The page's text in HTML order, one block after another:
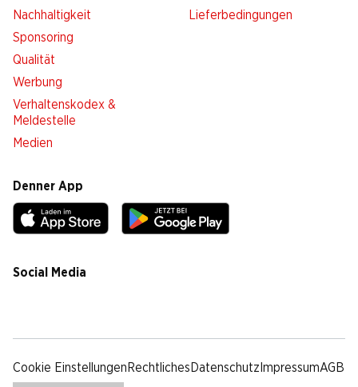
Nachhaltigkeit
Sponsoring
Qualität
Werbung
Verhaltenskodex &
Meldestelle
Medien
Lieferbedingungen
Denner App
Social Media
Cookie Einstellungen Rechtliches Datenschutz ImpressumAGB